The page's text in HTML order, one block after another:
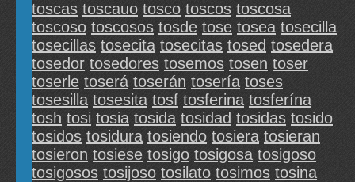
toscas toscauo tosco toscos toscosa
toscoso toscosos tosde tose tosea tosecilla
tosecillas tosecita tosecitas tosed tosedera
tosedor tosedores tosemos tosen toser
toserle toserá toserán tosería toses
tosesilla tosesita tosf tosferina tosferína
tosh tosi tosia tosida tosidad tosidas tosido
tosidos tosidura tosiendo tosiera tosieran
tosieron tosiese tosigo tosigosa tosigoso
tosigosos tosijoso tosilato tosimos tosina